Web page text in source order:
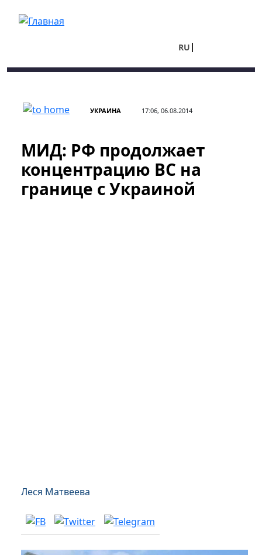
RU
УКРАИНА 17:06, 06.08.2014
МИД: РФ продолжает
концентрацию ВС на
границе с Украиной
Леся Матвеева